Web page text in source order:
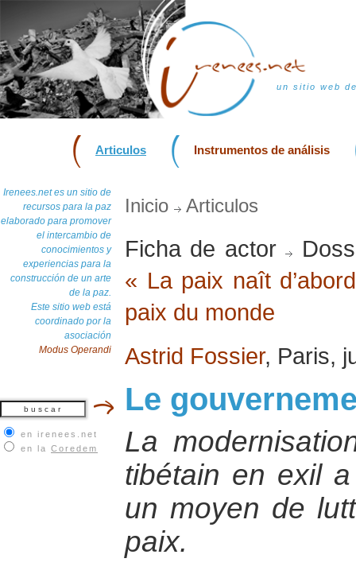
un sitio web
Articulos Instrumentos de análisis
Irenees.net es un sitio de
recursos para la paz
elaborado para promover
el intercambio de
conocimientos y
experiencias para la
construcción de un arte
de la paz.
Este sitio web está
coordinado por la
asociación
Modus Operandi
en irenees.net
en la Coredem
Inicio Articulos
Ficha de actor
« La paix naît
paix du monde
Astrid Fossier, Paris,
Le
La
tibétain en exil
un moyen de
paix.